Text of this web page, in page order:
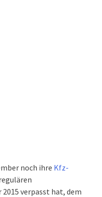
noch ihre Kfz-
verpasst hat, dem